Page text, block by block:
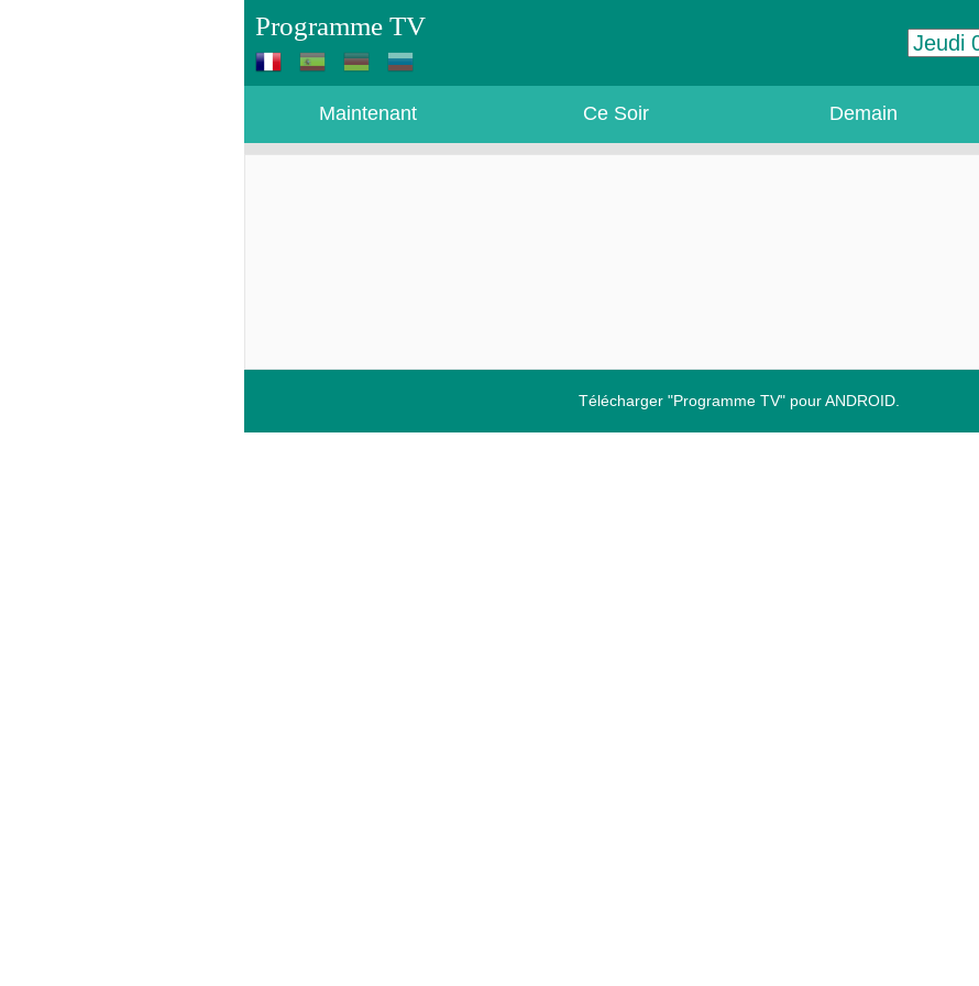
Programme TV
Maintenant Ce Soir Demain
Télécharger "Programme TV" pour ANDROID.